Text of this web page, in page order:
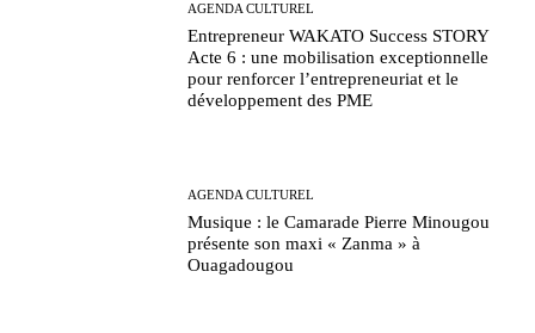
AGENDA CULTUREL
Entrepreneur WAKATO Success STORY
Acte 6 : une mobilisation exceptionnelle
pour renforcer l’entrepreneuriat et le
développement des PME
AGENDA CULTUREL
Musique : le Camarade Pierre Minougou
présente son maxi « Zanma » à
Ouagadougou